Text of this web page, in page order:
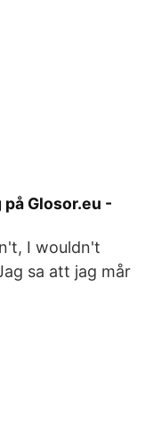
Glosor.eu -
I wouldn't
sa att jag mår